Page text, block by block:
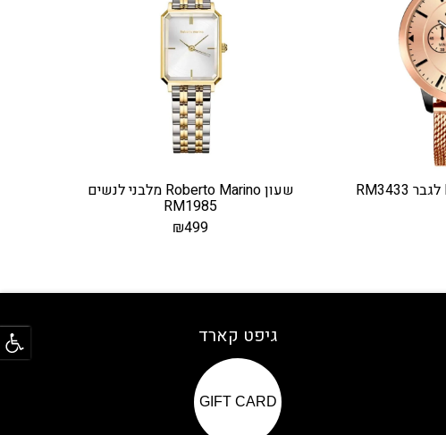
שעון Roberto Marino מלבני לנשים
RM1985
₪499
גיפט קארד
GIFT CARD